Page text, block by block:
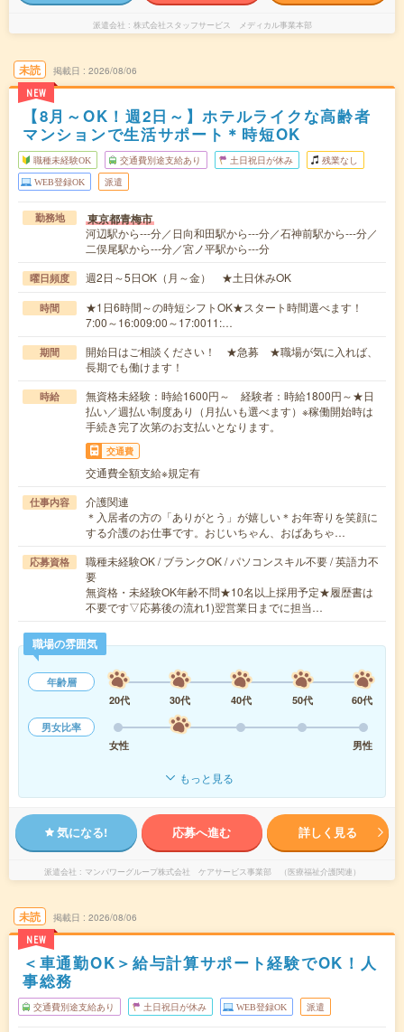
派遣会社 株式会社スタッフサービス メディカル事業本部
未読
NEW
掲載日 2026/08/06
【8月～OK！週2日～】ホテルライクな高齢者
マンションで生活サポート＊時短OK
職種未経験OK 交通費別途支給あり 土日祝日が休み 残業なし
WEB登録OK 派遣
勤務地 東京都青梅市
河辺駅から---分／日向和田駅から---分／石神前駅から---分／
二俣尾駅から---分／宮ノ平駅から---分
曜日頻度 週2日～5日OK（月～金） ★土日休みOK
時間
★1日6時間～の時短シフトOK★スタート時間選べます！
7:00～16:009:00～17:0011:…
期間
開始日はご相談ください！ ★急募 ★職場が気に入れば、
長期でも働けます！
時給
無資格未経験：時給1600円～ 経験者：時給1800円～★日
払い／週払い制度あり（月払いも選べます）※稼働開始時は
手続き完了次第のお支払いとなります。
交通費
交通費全額支給※規定有
仕事内容
介護関連
＊入居者の方の「ありがとう」が嬉しい＊お年寄りを笑顔に
する介護のお仕事です。おじいちゃん、おばあちゃ…
応募資格
職種未経験OK / ブランクOK / パソコンスキル不要 / 英語力不
要
無資格・未経験OK年齢不問★10名以上採用予定★履歴書は
不要です▽応募後の流れ1)翌営業日までに担当…
職場の雰囲気
年齢層
20代
30代 40代 50代
60代
男女比率
女性
男性
もっと見る
気になる! 応募へ進む 詳しく見る
派遣会社 マンパワーグループ株式会社 ケアサービス事業部 （医療福祉介護関連）
未読
NEW
掲載日 2026/08/06
＜車通勤OK＞給与計算サポート経験でOK！人
事総務
交通費別途支給あり 土日祝日が休み WEB登録OK 派遣